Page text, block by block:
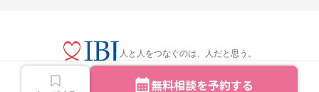
無料相談を予約する
人と人をつなぐのは、人だと思う。